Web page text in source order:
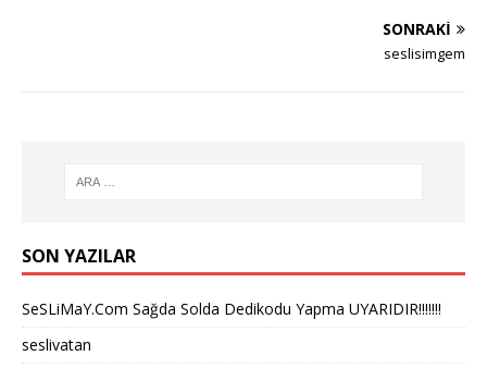
SONRAKI
seslisimgem
SON YAZILAR
SeSLiMaY.Com Sağda Solda Dedikodu Yapma UYARIDIR!!!!!!!
seslivatan